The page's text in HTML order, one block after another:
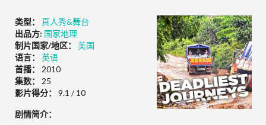
类型：
真人秀&舞台
出品方: 国家地理
制片国家/地区：
美国
语言：
英语
首播：
2010
集数：
25
影片得分：
9.1 / 10
剧情简介：